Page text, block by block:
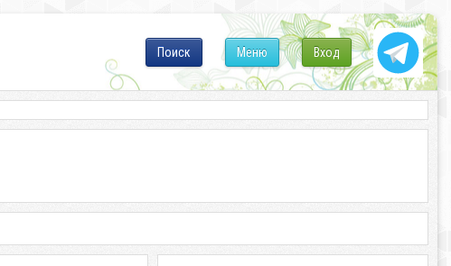
Вход
Меню
Поиск